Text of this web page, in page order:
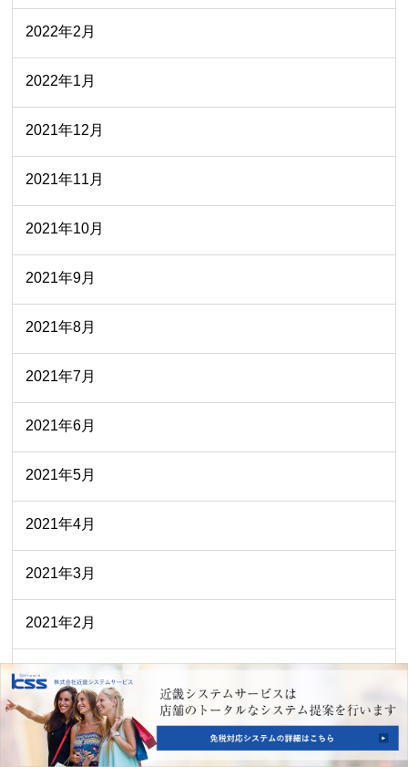
2022年2月
2022年1月
2021年12月
2021年11月
2021年10月
2021年9月
2021年8月
2021年7月
2021年6月
2021年5月
2021年4月
2021年3月
2021年2月
2020年4月
2020年3月